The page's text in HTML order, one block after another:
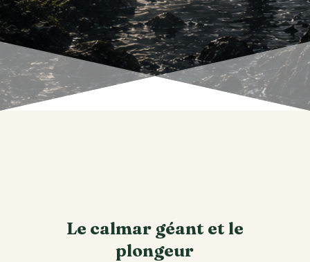
Le calmar géant et le
plongeur